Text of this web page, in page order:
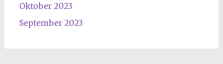
Oktober 2023
September 2023